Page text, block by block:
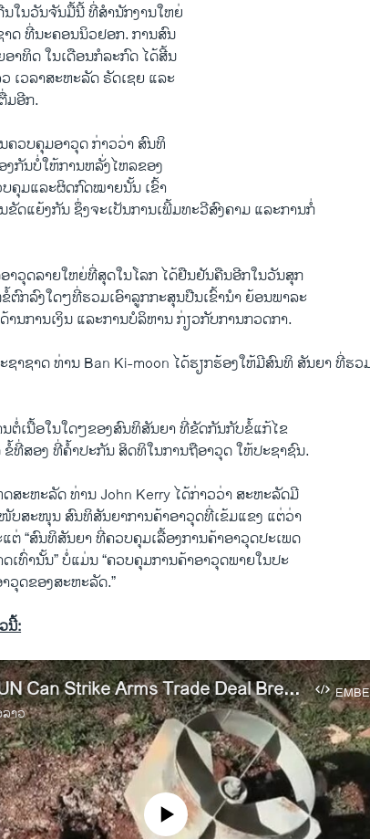
ໃນ​ວັນ​ຈັນ​ມື້​ນີ້ ທີ່ສໍານັກງານ​ໃຫຍ່
ດ ທີ່​ນະຄອນ​ນິວຢອກ. ການ​ສົນ
າທິດ ​ໃນ​ເດືອນກໍລະກົດ ​ໄດ້ສີ້​ນ
ເວລາສະຫະລັດ ຣັດ​ເຊຍ ​ແລະ
ມ​ອີກ.
ວບ​ຄຸມອາວຸດ ກ່າວ​ວ່າ ສົນ​ທິ
ງ​ກັນບໍ່​ໃຫ້ການ​ຫລັ່ງ​ໄຫລຂອງ​
ຄຸມ​ແລະ​ຜິດ​ກົດໝາຍ​ນັ້ນ ເຂົ້າ
ຂັດ​ແຍ້​ງກັນ ຊຶ່ງ​ຈະ​ເປັນ​ການເພີ້​ມທະວີ​ສົງຄາມ ​ແລະ​ການ​ກໍ່
າວຸດ​ລາຍໃຫຍ່​ທີ່​ສຸດ​ໃນ​ໂລກ ​ໄດ້​ຢືນຢັນ​ຄືນ​ອີກໃນວັນ​ສຸກ​
ຕົກລົງ​ໃດໆ​ທີ່​ຮວມ​ເອົາລູກກະ​ສຸນປືນ​ເຂົ້າ​ນໍາ ​ຍ້ອນ​ພາລະ​
ການ​ເງິນ ​ແລະ​ການ​ບໍລິຫານ ກ່ຽວ​ກັບ​ການກ​ວດກາ.
າ​ຊາດ ທ່ານ Ban Ki-moon ​ໄດ້​ຮຽກຮ້ອງ​ໃຫ້​ມີສົນທິ ສັນຍາ ທີ່​ຮວ
ຕໍ່ເນື້ອ​ໃນ​ໃດໆຂອງ​ສົນທິສັນຍາ ທີ່​ຂັດ​ກັນກັບຂໍ້ແກ້​ໄຂ
ທີ່​ສອງ ທີ່​ຄໍ້າປະກັນ ສິດທິ​ໃນ​ການຖື​ອາວຸດ ​ໃຫ້​ປະຊາຊົນ.
ສະຫະລັດ ທ່ານ John Kerry ​ໄດ້​ກ່າວ​ວ່າ ສະຫະລັດມີ
ສະໜຸນ ສົນທິສັນຍາການ​ຄ້າ​ອາວຸດທີ່​ເຂ້​ມ​ແຂງ ​ແຕ່​ວ່າ
ຕ່​ “ສົນທິສັນຍາ ທີ່​ຄວບຄຸມ​ເລື້ອງ​ການ​ຄ້າ​ອາວຸດ​ປະ​ເພດ​
ເທົ່າ​ນັ້ນ” ບໍ່​ແມ່ນ “ຄວບ​ຄຸມການ​ຄ້າ​ອາວຸດພາຍ​ໃນ​ປະ
ວຸດຂອງ​ສະຫະລັດ.”
ນີ້:
Possibility that UN Can Strike Arms Trade Deal Breeds Optimism
ລາວ
No media source currently available